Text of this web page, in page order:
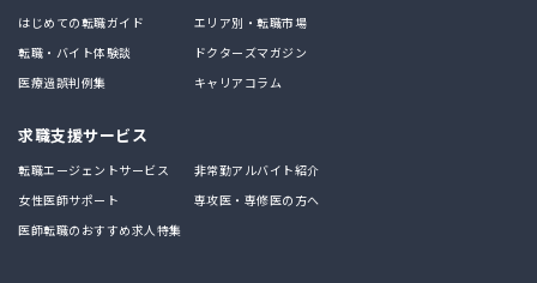
はじめての転職ガイド
エリア別・転職市場
転職・バイト体験談
ドクターズマガジン
医療過誤判例集
キャリアコラム
求職支援サービス
転職エージェントサービス
非常勤アルバイト紹介
女性医師サポート
専攻医・専修医の方へ
医師転職のおすすめ求人特集